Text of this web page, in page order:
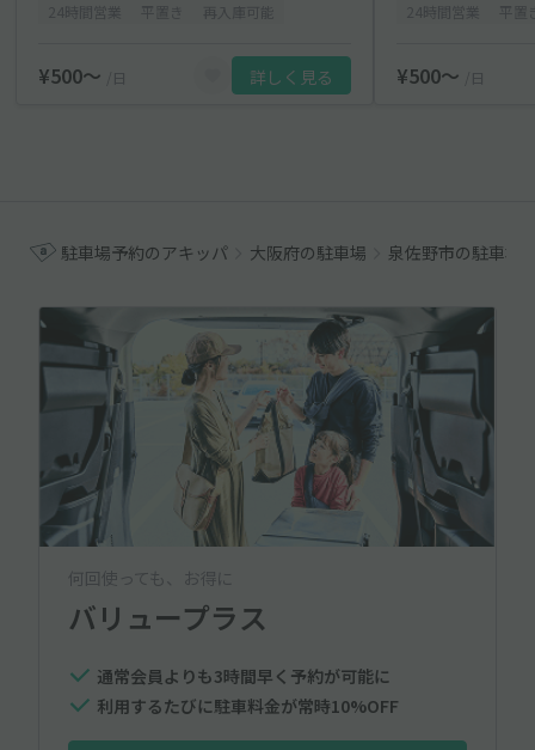
¥500〜 /日 詳しく見る ¥500〜 /日
駐車場予約のアキッパ 大阪府の駐車場 泉佐野市の駐車場
何回使っても、お得に
バリュープラス
通常会員よりも3時間早く予約が可能に
利用するたびに駐車料金が常時10%OFF